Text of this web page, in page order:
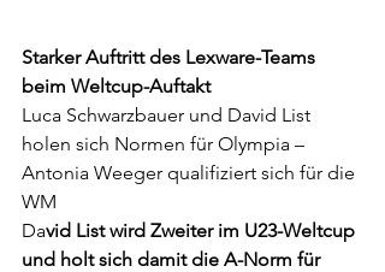
Starker Auftritt des Lexware-Teams
beim Weltcup-Auftakt
Luca Schwarzbauer und David List
holen sich Normen für Olympia –
Antonia Weeger qualifiziert sich für die
WM
David List wird Zweiter im U23-Weltcup
und holt sich damit die A-Norm für